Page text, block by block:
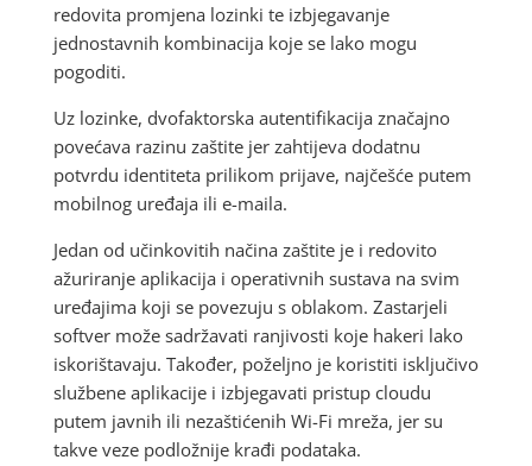
redovita promjena lozinki te izbjegavanje
jednostavnih kombinacija koje se lako mogu
pogoditi.
Uz lozinke, dvofaktorska autentifikacija značajno
povećava razinu zaštite jer zahtijeva dodatnu
potvrdu identiteta prilikom prijave, najčešće putem
mobilnog uređaja ili e-maila.
Jedan od učinkovitih načina zaštite je i redovito
ažuriranje aplikacija i operativnih sustava na svim
uređajima koji se povezuju s oblakom. Zastarjeli
softver može sadržavati ranjivosti koje hakeri lako
iskorištavaju. Također, poželjno je koristiti isključivo
službene aplikacije i izbjegavati pristup cloudu
putem javnih ili nezaštićenih Wi-Fi mreža, jer su
takve veze podložnije krađi podataka.